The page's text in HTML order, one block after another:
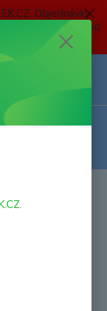
Objednávky
expedovány od